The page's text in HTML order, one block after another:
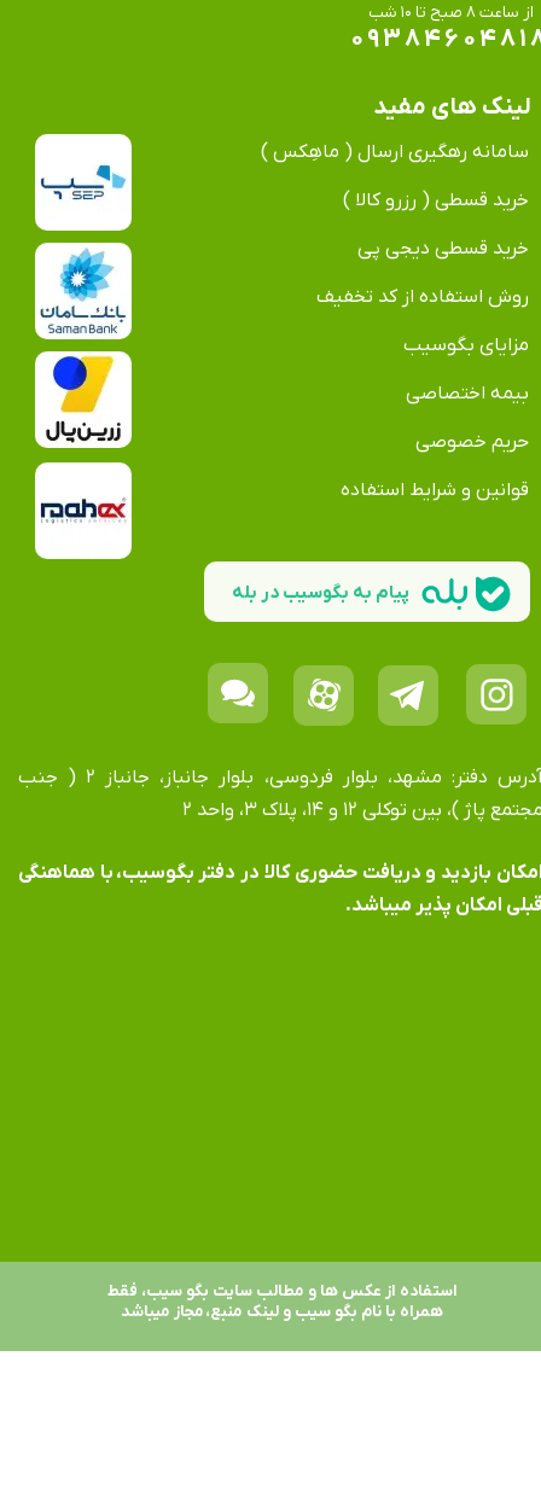
​​​​​​​از ساعت ۸ صبح تا ۱۰ شب
لینک های مفید
سامانه رهگیری ارسال ( ماهِکس )
خرید قسطی ( رزرو کالا )
خرید قسطی دیجی پی
روش استفاده از کد تخفیف
مزایای بگوسیب
بیمه اختصاصی
حریم خصوصی
قوانین و شرایط استفاده
آدرس دفتر: مشهد، بلوار فردوسی، بلوار جانباز، جانباز ۲ ( جنب
پاژ )، بین توکلی ۱۲ و ۱۴، پلاک ۳، واحد ۲
بازدید و دریافت حضوری کالا در دفتر بگوسیب، با هماهنگی
امکان پذیر میباشد.
پیام به بگوسیب در بله
استفاده از عکس ها و مطالب سایت بگو سیب، فقط
همراه با نام بگو سیب و لینک منبع، مجاز میباشد